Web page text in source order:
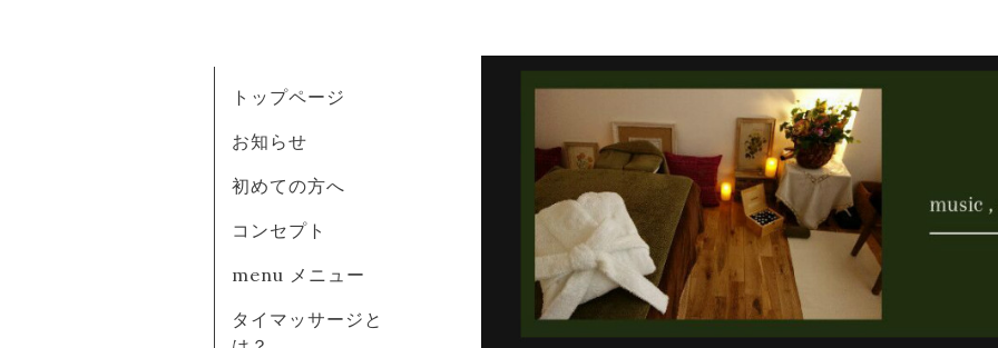
トップページ
お知らせ
初めての方へ
コンセプト
menu メニュー
タイマッサージと